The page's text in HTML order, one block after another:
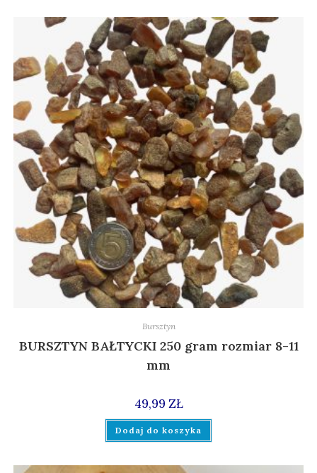
Bursztyn
BURSZTYN BAŁTYCKI 250 gram rozmiar 8-11
mm
49,99 ZŁ
Dodaj do koszyka